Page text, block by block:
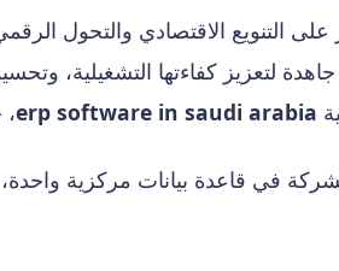
لتعزيز كفاءتها التشغيلية،
erp software in saudi arabia
في قاعدة بيانات مركزية